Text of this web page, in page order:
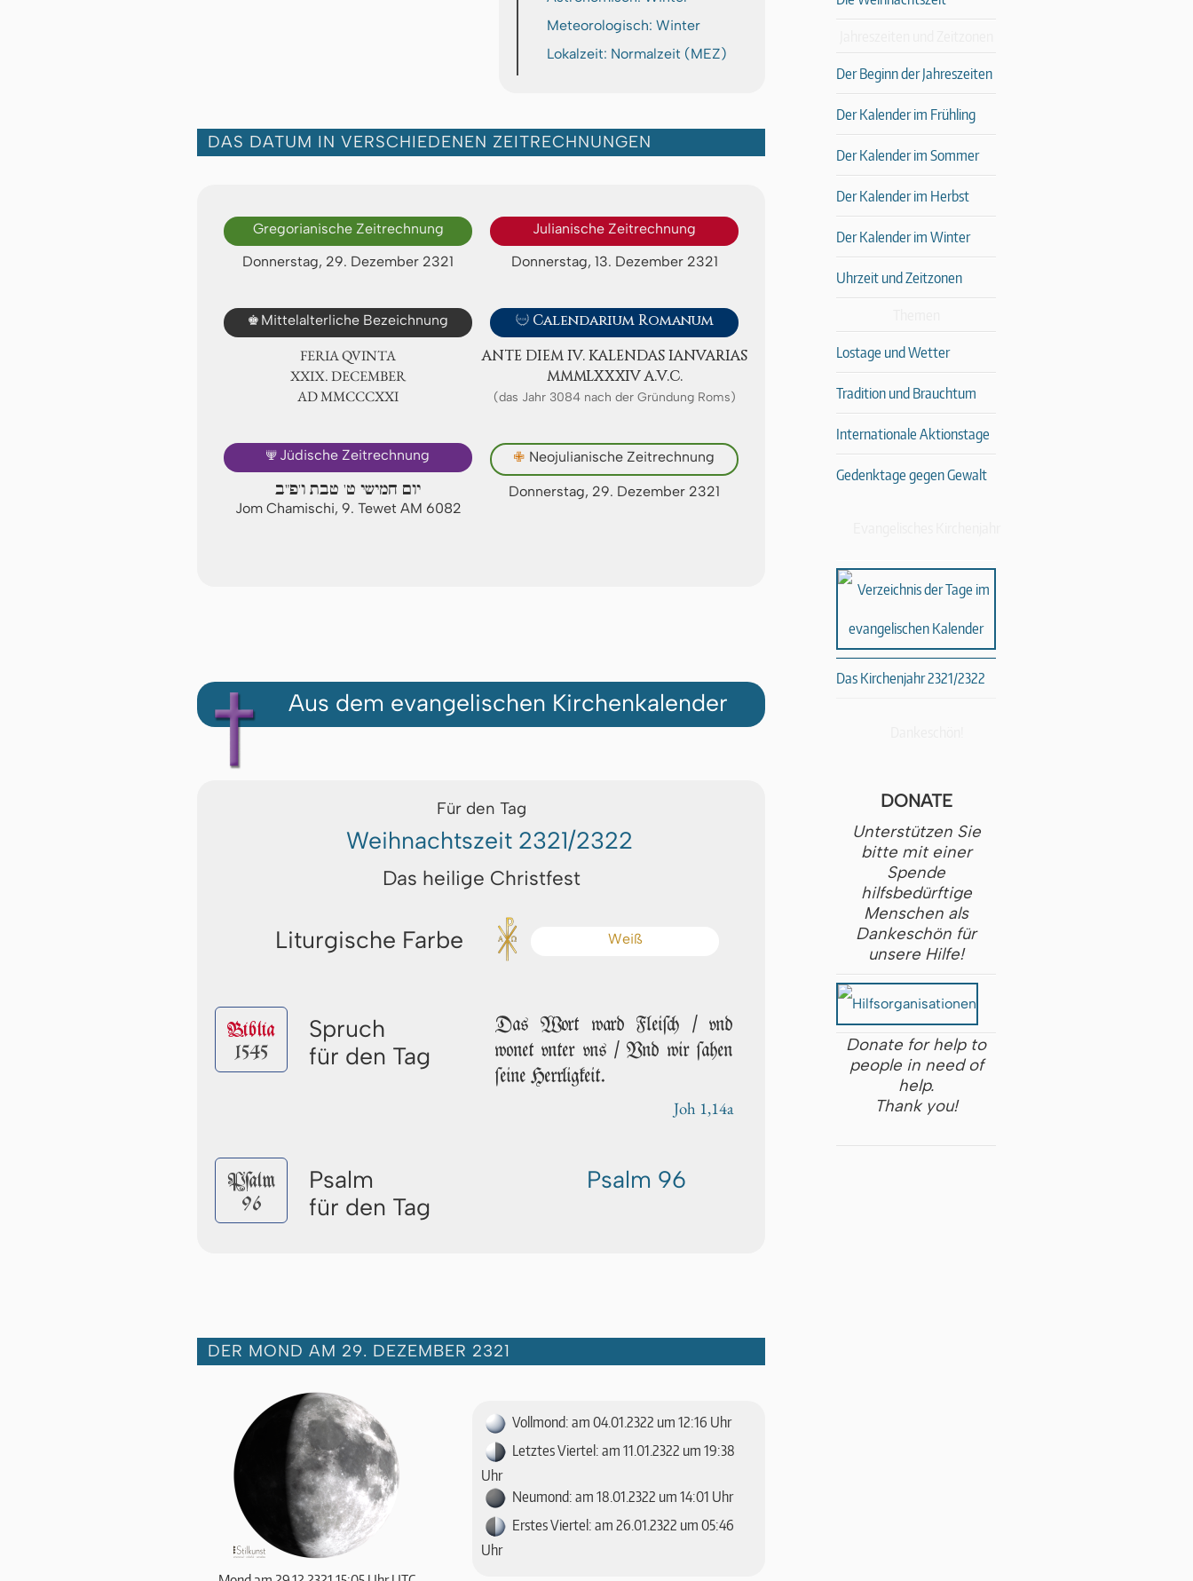
Meteorologisch: Winter
Lokalzeit: Normalzeit (MEZ)
DAS DATUM IN VERSCHIEDENEN ZEITRECHNUNGEN
Gregorianische Zeitrechnung
Donnerstag, 29. Dezember 2321
Julianische Zeitrechnung
Donnerstag, 13. Dezember 2321
♚ Mittelalterliche Bezeichnung
FERIA QUINTA
ⅩⅩⅨ. DECEMBER
AD ⅯⅯⅭⅭⅭⅩⅪ
 Calendarium Romanum
ANTE DIEM IV. KA­LEN­DAS IA­NV­A­RI­AS
ⅯⅯⅯⅬⅩⅩⅩⅠⅤ A.V.C.
(das Jahr 3084 nach der Gründung Roms)
🕎 Jüdische Zeitrechnung
יום חמישי ט' טבת ו'פ"ב
Jom Chamischi, 9. Tewet AM 6082
✙ Neojulianische Zeitrechnung
Donnerstag, 29. Dezember 2321
Aus dem evangelischen Kirchenkalender
Für den Tag
Weihnachtszeit 2321/2322
Das heilige Christfest
Liturgische Farbe Weiß
Biblia
1545
Spruch
für den Tag
Das Wort ward Fleiſch / vnd
wonet vn­ter vns / Vnd wir ſa­hen
ſei­ne Herrligkeit.
Joh 1,14a
Pſalm
96
Psalm
für den Tag
Psalm 96
DER MOND AM 29. DEZEMBER 2321
Vollmond: am 04.01.2322 um 12:16 Uhr
Letztes Viertel: am 11.01.2322 um 19:38
Uhr
Neumond: am 18.01.2322 um 14:01 Uhr
Erstes Viertel: am 26.01.2322 um 05:46
Uhr
Der Beginn der Jahreszeiten
Der Kalender im Frühling
Der Kalender im Sommer
Der Kalender im Herbst
Der Kalender im Winter
Uhrzeit und Zeitzonen
Lostage und Wetter
Tradition und Brauchtum
Internationale Aktionstage
Gedenktage gegen Gewalt
Das Kirchenjahr 2321/2322
DONATE
Unterstützen Sie
bitte mit einer
Spende
hilfsbedürftige
Menschen als
Dankeschön für
unsere Hilfe!
Donate for help to
people in need of
help.
Thank you!